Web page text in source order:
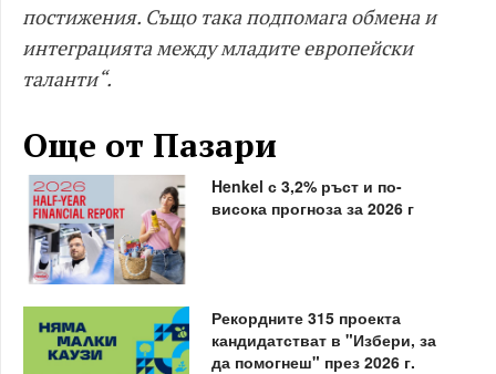
постижения. Също така подпомага обмена и
интеграцията между младите европейски
таланти“.
Още от Пазари
Henkel с 3,2% ръст и по-
висока прогноза за 2026 г
Рекордните 315 проекта
кандидатстват в "Избери, за
да помогнеш" през 2026 г.